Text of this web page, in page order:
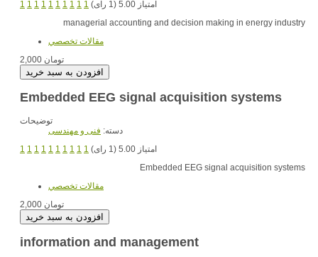
1 1 1 1 1 1 1 1 1 1
امتیاز 5.00 (1 رای)
managerial accounting and decision making in energy industry
مقالات تخصصي
2,000 تومان
Embedded EEG signal acquisition systems
توضیحات
دسته: فنی و مهندسی
1 1 1 1 1 1 1 1 1 1
امتیاز 5.00 (1 رای)
Embedded EEG signal acquisition systems
مقالات تخصصي
2,000 تومان
information and management